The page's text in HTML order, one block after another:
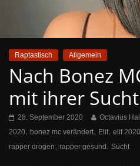
Raptastisch Allgemein
Nach Bonez
mit ihrer
28. September 2020 Octavius
2020, bonez mc verändert, Elif, elif 2020
rapper drogen, rapper gesund , Sucht